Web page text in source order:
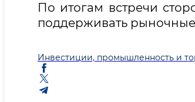
По итогам встречи
поддерживать
Инвестиции, промышленность и